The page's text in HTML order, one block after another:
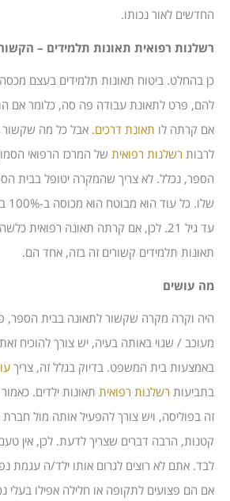
החדשים לאור נכותו.
רשלנות רפואית תאונות תלמידים –
כן בהחלט. ביטוח תאונות תלמידים בעצם
להם, פרט לתאונת עבודה פה סה, כלומר אם
אם קרתה לו תאונת דרכים. אבל כל מה
לרבות רשלנות רפואית של המרכז הרפואי
הספר, נכלל. לא צריך שהמקרה יטופל בבית
עד גיל 21. לכן, אם קרתה תאונה רפואית כלשהי,
תאונות תלמידים קשורים זה בזה, אחד הם.
מה עושים
היה וקרה מקרה שקשור לתאונה בבית הספר,
מעוכב / שגוי באותה בעיה, יש צורך להוכיח
באמצעות בית המשפט. בדיוק בגלל זה, צריך
בתביעות רשלנות רפואית תאונות ילדים.
זה בפוליסה, ויש צורך להפעיל אותה מול
קטנות, הרבה דברים שצריך לדעת. לכן, אין
לבד. אתם לא רוצים לגרום אותו ילד/ה עגמת
אם הם פצועים לתקופה או חלילה אפילו בעלי